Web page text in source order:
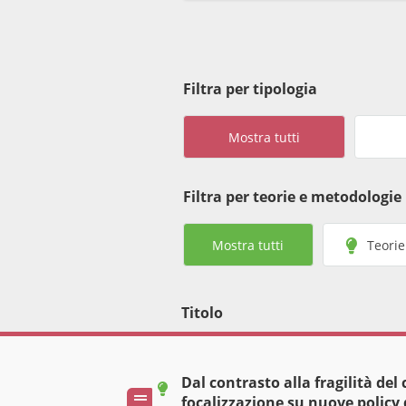
Filtra per tipologia
Mostra tutti
Filtra per teorie e metodologie
Mostra tutti Teorie
Titolo
Dal contrasto alla fragilità del